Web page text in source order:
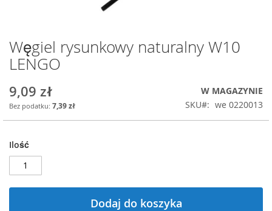
Przejdź
na
początek
Węgiel rysunkowy naturalny W10
LENGO
9,09 zł
7,39 zł
W MAGAZYNIE
SKU
we 0220013
Ilość
Dodaj do koszyka